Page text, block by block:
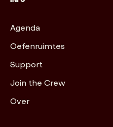
Agenda
Oefenruimtes
Support
Join the Crew
Over